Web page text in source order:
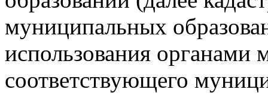
муниципальных
использования органами
соответствующего